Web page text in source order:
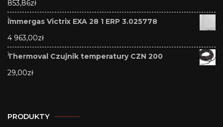
853,86zł
Immergas Victrix EXA 28 1 ERP 3.025778
4 963,00zł
Thermoval Czujnik temperatury CZN 200
29,00zł
PRODUKTY